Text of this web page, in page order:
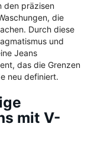
den präzisen
die
Durch diese
und
Jeans
das die Grenzen
neu definiert.
mit V-